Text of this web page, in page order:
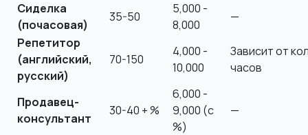
Сиделка
(почасовая)
35-50
5,000 -
8,000
—
Репетитор
(английский,
русский)
70-150
4,000 -
10,000
Зависит от
часов
Продавец-
консультант
30-40 + %
6,000 -
9,000 (с
%)
—